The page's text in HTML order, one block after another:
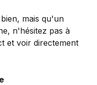
mais qu'un
n'hésitez pas à
et voir directement